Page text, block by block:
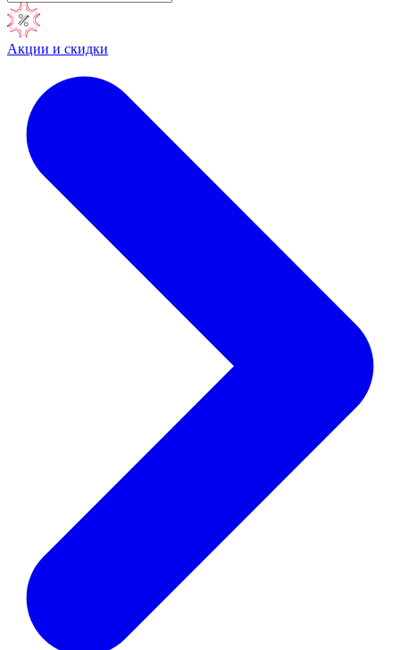
Акции и скидки